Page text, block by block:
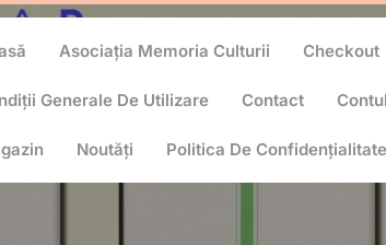
Asociația Memoria Culturii Checkout
Generale De Utilizare Contact
Noutăți Politica De Confidențialitate